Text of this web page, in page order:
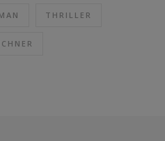
THRILLER